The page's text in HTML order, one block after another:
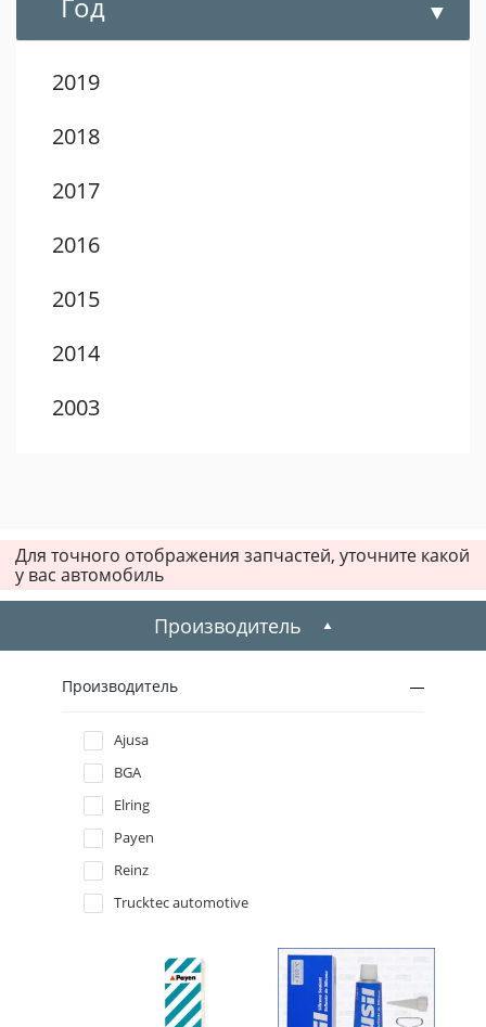
2019
2018
2017
2016
2015
2014
2003
2000
1998
1997
1996
Для точного отображения запчастей, уточните какой
у вас автомобиль
Производитель
Производитель
Ajusa
BGA
Elring
Payen
Reinz
Trucktec automotive